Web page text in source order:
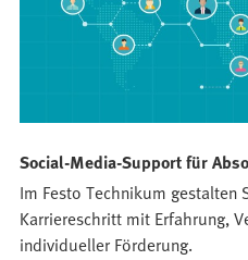
Social-Media-Support für
Im Festo Technikum gestalten
Karriereschritt mit Erfahrung,
individueller Förderung.